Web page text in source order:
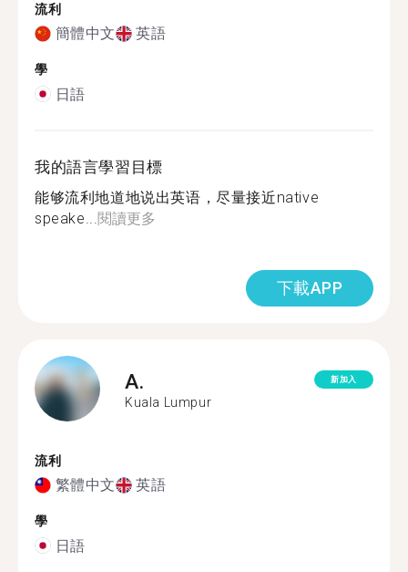
流利
簡體中文 英語
學
日語
我的語言學習目標
能够流利地道地说出英语，尽量接近native
speake... 閱讀更多
下載APP
A.
Kuala Lumpur
新加入
流利
繁體中文 英語
學
日語